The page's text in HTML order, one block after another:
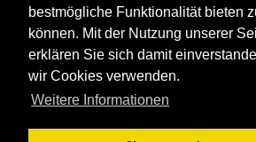
bestmögliche Funktionalität bieten
können. Mit der Nutzung unserer
erklären Sie sich damit
wir Cookies verwenden.
Weitere Informationen
Trauringstudio bei Twitter
Trauringstudio bei Pinterest
Trauringstudio bei flickr
Trauringstudio|Trauringe|Hersteller|